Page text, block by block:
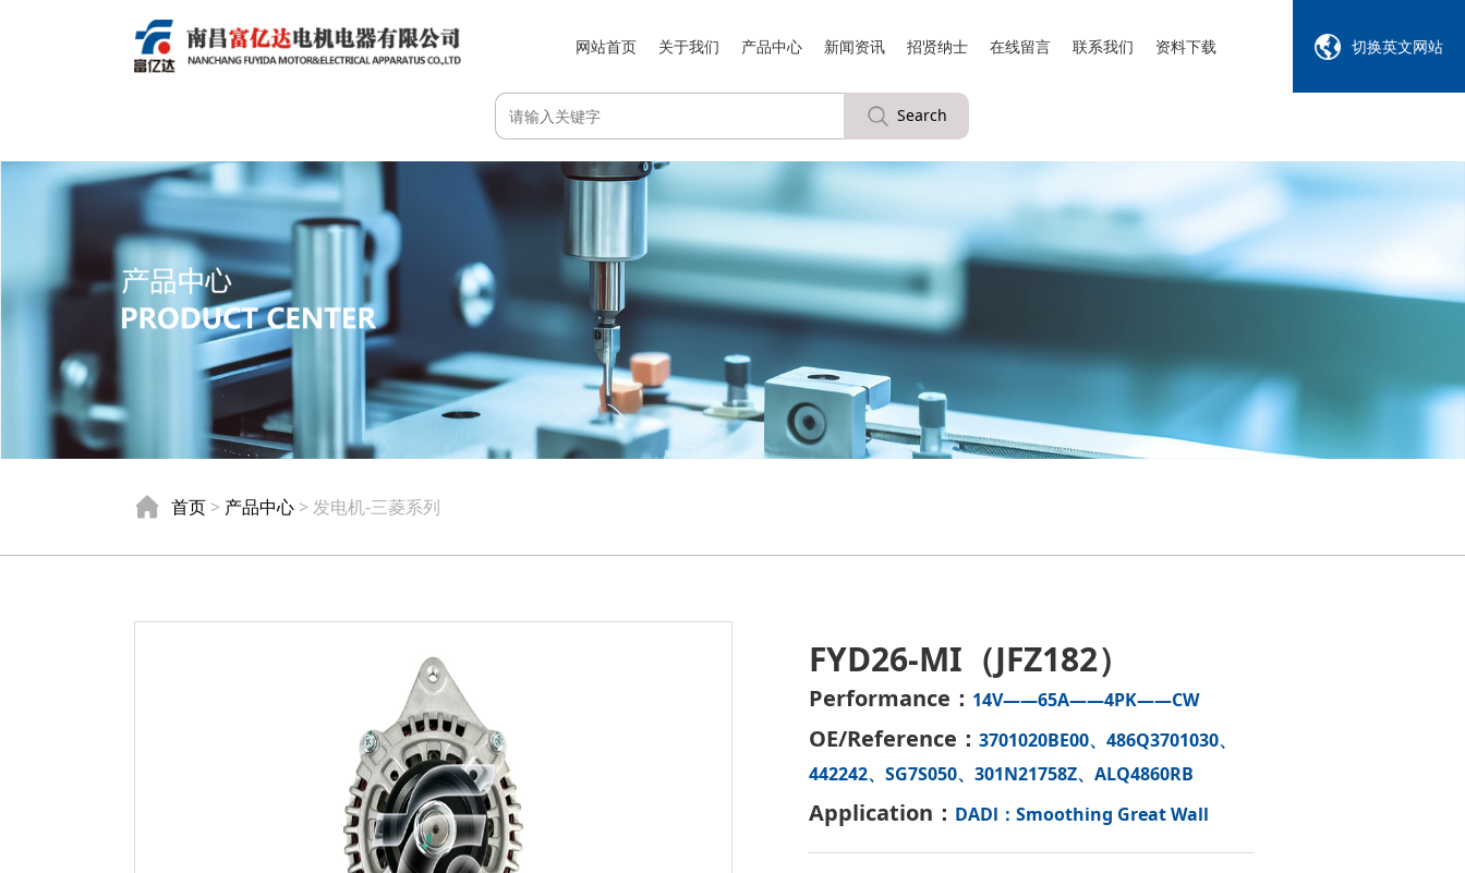
网站首页 关于我们 产品中心 新闻资讯 招贤纳士 在线留言 联系我们 资料下载 切换英文网站
Search
首页> 产品中心> 发电机-三菱系列
FYD26-MI（JFZ182）
Performance： 14V——65A——4PK——CW
OE/Reference： 3701020BE00、486Q3701030、
442242、SG7S050、301N21758Z、ALQ4860RB
Application： DADl：Smoothing Great Wall